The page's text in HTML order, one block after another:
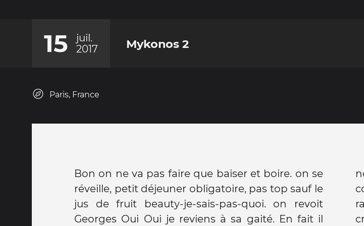
15
juil.
2017
Mykonos 2
Paris, France
Bon on ne va pas faire que baiser et boire. on se
réveille, petit déjeuner obligatoire, pas top sauf le
jus de fruit beauty-je-sais-pas-quoi. on revoit
Georges Oui Oui je reviens à sa gaité. En fait il